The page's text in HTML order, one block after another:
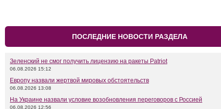
ПОСЛЕДНИЕ НОВОСТИ РАЗДЕЛА
Зеленский не смог получить лицензию на ракеты Patriot
06.08.2026 15:12
Европу назвали жертвой мировых обстоятельств
06.08.2026 13:08
На Украине назвали условие возобновления переговоров с Россией
06.08.2026 12:56